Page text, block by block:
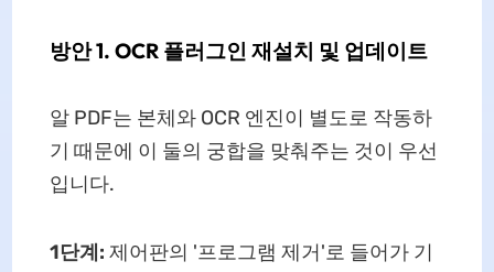
방안 1. OCR 플러그인 재설치 및 업데이트
알 PDF는 본체와 OCR 엔진이 별도로 작동하
기 때문에 이 둘의 궁합을 맞춰주는 것이 우선
입니다.
1단계: 제어판의 '프로그램 제거'로 들어가 기